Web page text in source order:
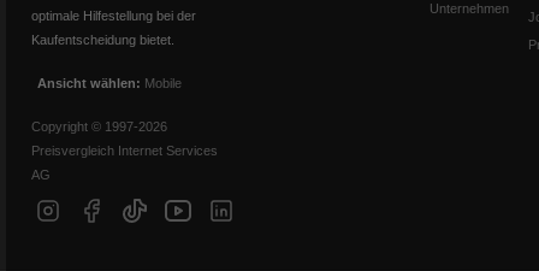
optimale Hilfestellung bei der
Kaufentscheidung bietet.
Ansicht wählen: Mobile
Copyright © 1997-2026
Preisvergleich Internet Services
AG
Unternehmen